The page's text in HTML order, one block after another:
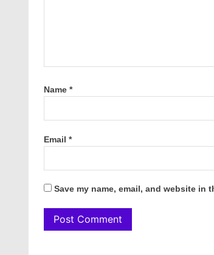
Name *
Email *
Save my name, email, and website in